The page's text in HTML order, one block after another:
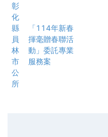
彰
化
縣
員
林
市
公
所
「114年新春
揮毫贈春聯活
動」委託專業
服務案